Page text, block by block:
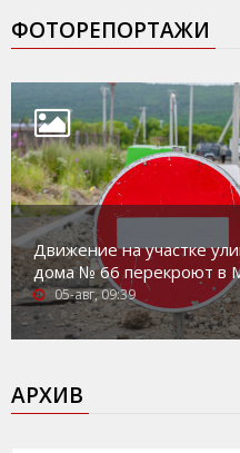
ФОТОРЕПОРТАЖИ
Движение на участке
дома № 66 перекроют в
05-авг, 09:39
АРХИВ